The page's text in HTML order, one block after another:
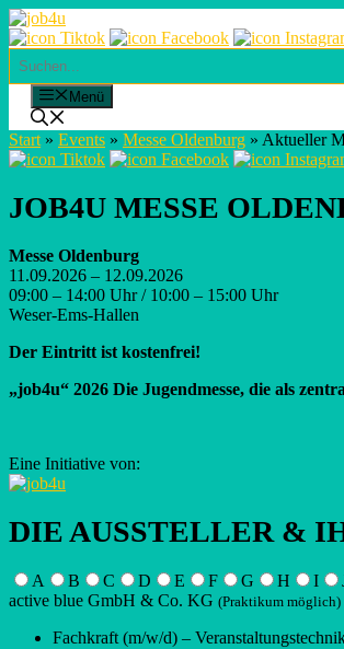
Skip
to
content
Suchen
Menü
Start » Events » Messe Oldenburg » Aktueller
JOB4U MESSE
Messe Oldenburg
11.09.2026 – 12.09.2026
09:00 – 14:00 Uhr / 10:00 – 15:00 Uhr
Weser-Ems-Hallen
Der Eintritt ist kostenfrei!
„job4u“ 2026 Die Jugendmesse, die als
Eine Initiative von:
DIE AUSSTELLER &
A B C D E F G H I
active blue GmbH & Co. KG (Praktikum möglich)
Fachkraft (m/w/d) –